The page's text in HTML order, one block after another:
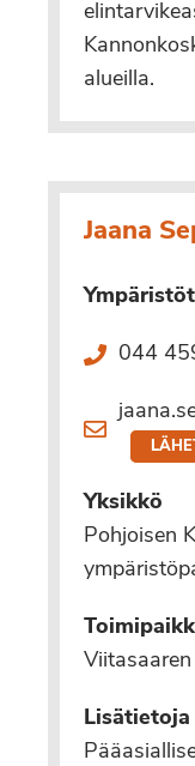
alueilla.
Jaana
044
Yksikkö
Pohjoisen
Lisätietoja